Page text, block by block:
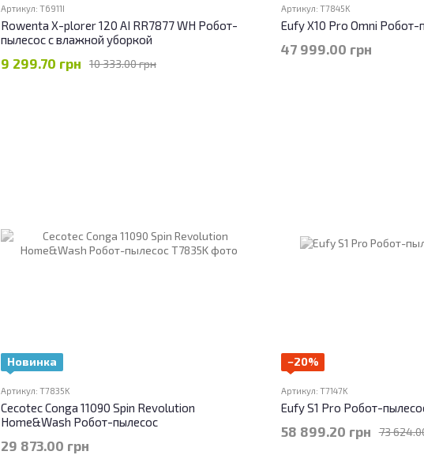
Артикул: T6911I
Rowenta X-plorer 120 AI RR7877 WH Робот-
пылесос с влажной уборкой
10 333.00 грн
9 299.70 грн
Артикул: T7845K
Eufy X10 Pro Omni Робот-
47 999.00 грн
Новинка
Артикул: T7835K
Cecotec Conga 11090 Spin Revolution
Home&Wash Робот-пылесос
29 873.00 грн
−20%
Артикул: T7147K
Eufy S1 Pro Робот-
73
58 899.20 грн